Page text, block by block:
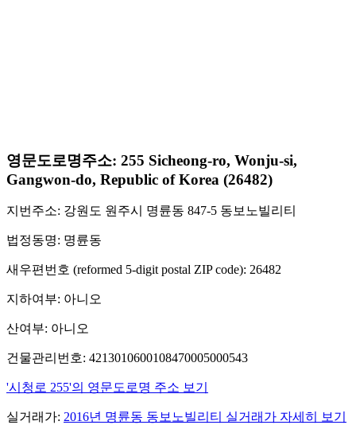
영문도로명주소: 255 Sicheong-ro, Wonju-si,
Gangwon-do, Republic of Korea (26482)
지번주소: 강원도 원주시 명륜동 847-5 동보노빌리티
법정동명: 명륜동
새우편번호 (reformed 5-digit postal ZIP code): 26482
지하여부: 아니오
산여부: 아니오
건물관리번호: 4213010600108470005000543
'시청로 255'의 영문도로명 주소 보기
실거래가: 2016년 명륜동 동보노빌리티 실거래가 자세히 보기